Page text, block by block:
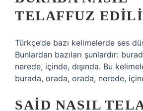
TELAFFUZ
Türkçe’de bazı kelimelerde ses
Bunlardan bazıları şunlardır:
nerede, içinde, dışında. Bu
burada, orada, orada, nerede,
SAID NASIL